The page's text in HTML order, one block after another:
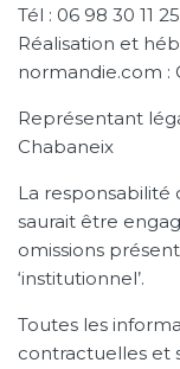
Tél : 06 98 30 11 25
Réalisation et
normandie.com :
Représentant
Chabaneix
La responsabilité
saurait être
omissions
‘institutionnel’.
Toutes les
contractuelles et